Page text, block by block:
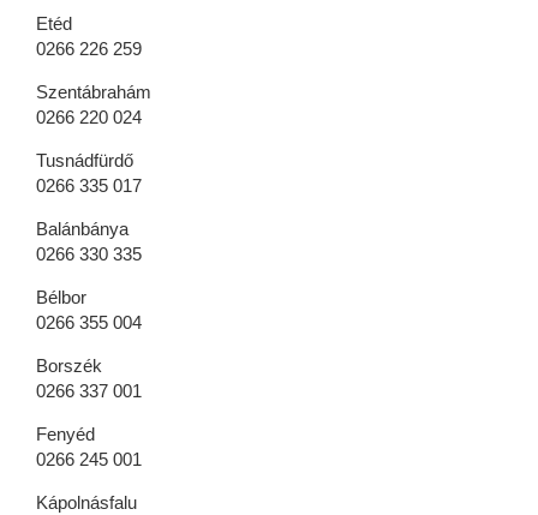
Etéd
0266 226 259
Szentábrahám
0266 220 024
Tusnádfürdő
0266 335 017
Balánbánya
0266 330 335
Bélbor
0266 355 004
Borszék
0266 337 001
Fenyéd
0266 245 001
Kápolnásfalu